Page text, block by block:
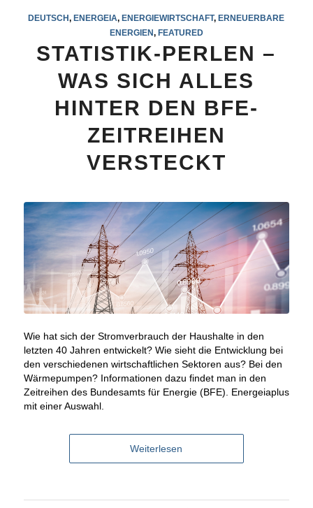
DEUTSCH,ENERGEIA,ENERGIEWIRTSCHAFT,ERNEUERBARE
ENERGIEN, FEATURED
STATISTIK-PERLEN –
WAS SICH ALLES
HINTER DEN BFE-
ZEITREIHEN
VERSTECKT
Wie hat sich der Stromverbrauch der Haushalte in den
letzten 40 Jahren entwickelt? Wie sieht die Entwicklung bei
den verschiedenen wirtschaftlichen Sektoren aus? Bei den
Wärmepumpen? Informationen dazu findet man in den
Zeitreihen des Bundesamts für Energie (BFE). Energeiaplus
mit einer Auswahl.
Weiterlesen